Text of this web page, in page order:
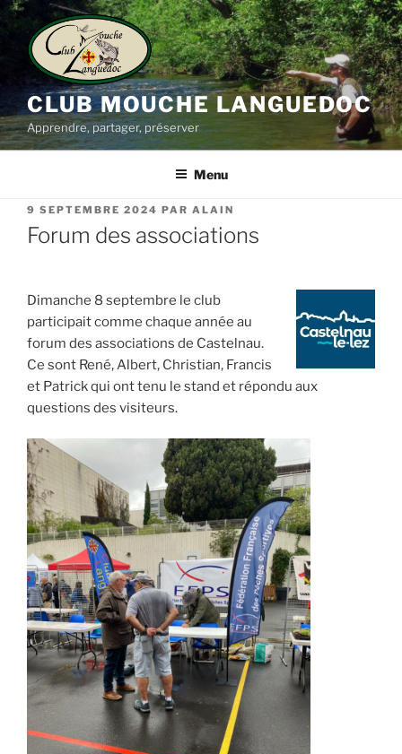
Aller
contenu
principal
CLUB MOUCHE LANGUEDOC
Apprendre, partager, préserver
Menu
PUBLIÉ
LE
9 SEPTEMBRE 2024 PAR ALAIN
Forum des associations
Dimanche 8 septembre le club
participait comme chaque année au
forum des associations de Castelnau.
Ce sont René, Albert, Christian, Francis
et Patrick qui ont tenu le stand et répondu aux
questions des visiteurs.